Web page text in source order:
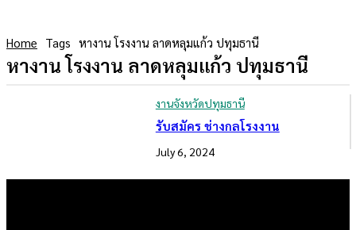
Home Tags หางาน โรงงาน ลาดหลุมแก้ว ปทุมธานี
หางาน โรงงาน ลาดหลุมแก้ว ปทุมธานี
งานจังหวัดปทุมธานี
รับสมัคร ช่างกลโรงงาน
July 6, 2024